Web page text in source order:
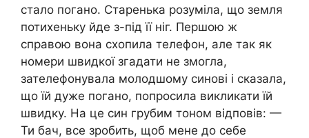
стало погано. Старенька розуміла, що земля
потихеньку йде з-під її ніг. Першою ж
справою вона схопила телефон, але так як
номери швидкої згадати не змогла,
зателефонувала молодшому синові і сказала,
що їй дуже погано, попросила викликати їй
швидку. На це син грубим тоном відповів: —
Ти бач, все зробить, щоб мене до себе